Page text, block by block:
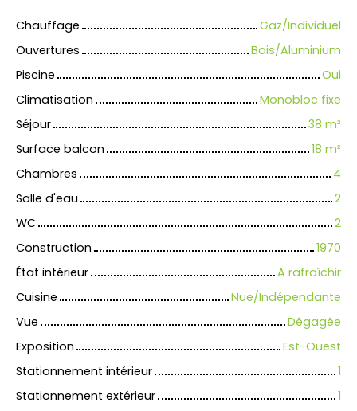
Chauffage
Gaz/Individuel
Ouvertures
Bois/Aluminium
Piscine
Oui
Climatisation
Monobloc fixe
Séjour
38 m²
Surface balcon
18 m²
Chambres
4
Salle d'eau
2
WC
2
Construction
1970
État intérieur
A rafraîchir
Cuisine
Nue/Indépendante
Vue
Dégagée
Exposition
Est-Ouest
Stationnement intérieur
1
Stationnement extérieur
1